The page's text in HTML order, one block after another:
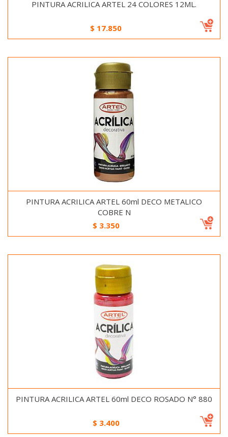
PINTURA ACRILICA ARTEL 24 COLORES 12ML.
$ 17.850
PINTURA ACRILICA ARTEL 60ml DECO METALICO
COBRE N
$ 3.350
PINTURA ACRILICA ARTEL 60ml DECO ROSADO N° 880
$ 3.400